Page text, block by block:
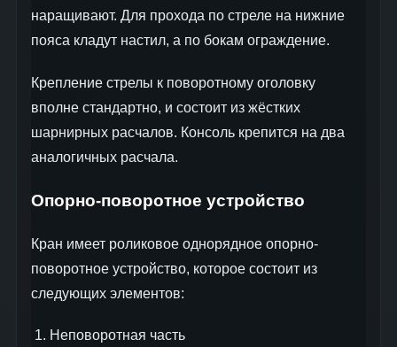
наращивают. Для прохода по стреле на нижние
пояса кладут настил, а по бокам ограждение.
Крепление стрелы к поворотному оголовку
вполне стандартно, и состоит из жёстких
шарнирных расчалов. Консоль крепится на два
аналогичных расчала.
Опорно-поворотное устройство
Кран имеет роликовое однорядное опорно-
поворотное устройство, которое состоит из
следующих элементов:
Неповоротная часть